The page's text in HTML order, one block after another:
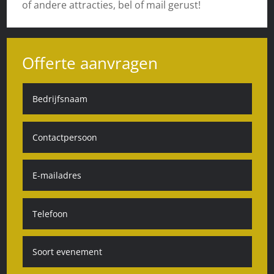
of andere attracties, bel of mail gerust!
Offerte aanvragen